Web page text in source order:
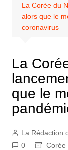
La Corée du
alors que le
coronavirus
La
que le
La Rédaction
0
Corée